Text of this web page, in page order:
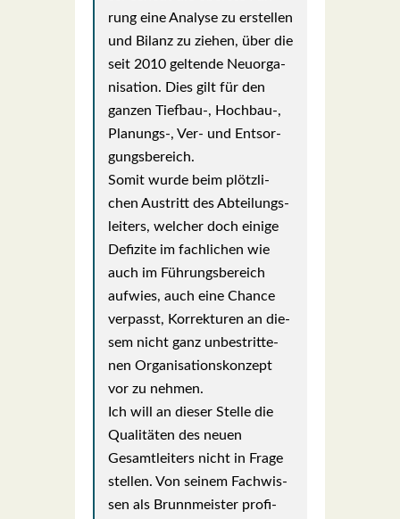
rung eine Ana­ly­se zu erstel­len
und Bilanz zu zie­hen, über die
seit 2010 gel­ten­de Neu­or­ga­
ni­sa­ti­on. Dies gilt für den
gan­zen Tiefbau‑, Hochbau‑,
Planungs‑, Ver- und Ent­sor­
gungs­be­reich.
Somit wur­de beim plötz­li­
chen Aus­tritt des Abtei­lungs­
lei­ters, wel­cher doch eini­ge
Defi­zi­te im fach­li­chen wie
auch im Füh­rungs­be­reich
auf­wies, auch eine Chan­ce
ver­passt, Kor­rek­tu­ren an die­
sem nicht ganz unbe­strit­te­
nen Orga­ni­sa­ti­ons­kon­zept
vor zu neh­men.
Ich will an die­ser Stel­le die
Qua­li­tä­ten des neu­en
Gesamt­lei­ters nicht in Fra­ge
stel­len. Von sei­nem Fach­wis­
sen als Brunn­meis­ter pro­fi­